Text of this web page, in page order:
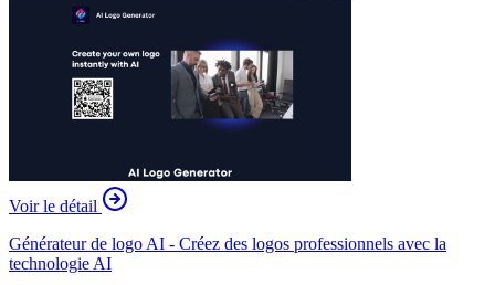
Voir le détail
Générateur de logo AI - Créez des logos professionnels avec la
technologie AI